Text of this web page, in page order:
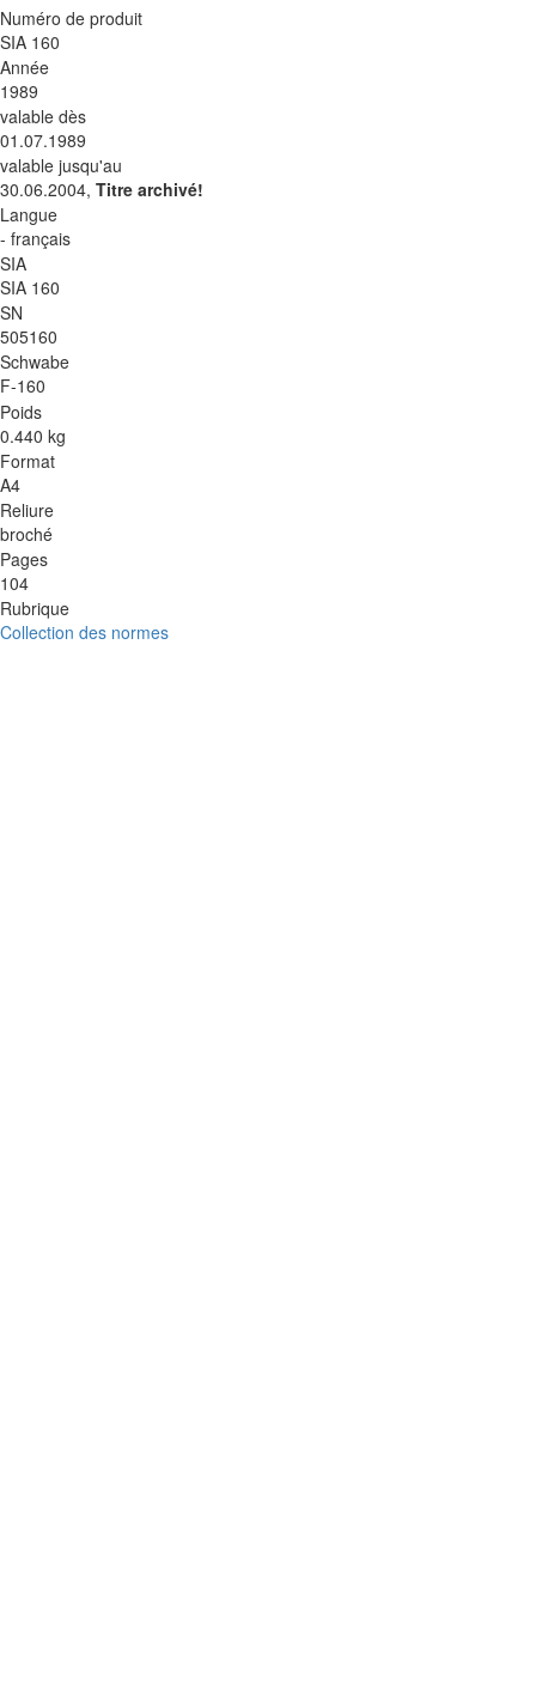
Numéro de produit
SIA 160
Année
1989
valable dès
01.07.1989
valable jusqu'au
30.06.2004, Titre archivé!
Langue
- français
SIA
SIA 160
SN
505160
Schwabe
F-160
Poids
0.440 kg
Format
A4
Reliure
broché
Pages
104
Rubrique
Collection des normes